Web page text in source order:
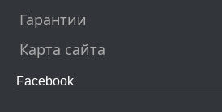
Гарантии
Карта сайта
Facebook